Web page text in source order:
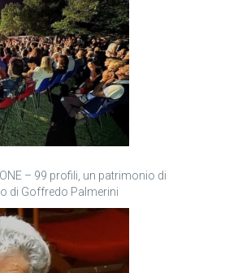
– 99 profili, un patrimonio di
di Goffredo Palmerini